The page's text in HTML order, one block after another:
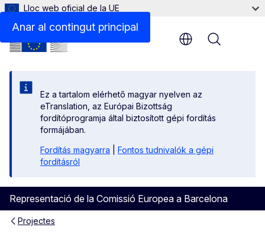
Anar al contingut principal
Lloc web oficial de la UE
Ez a tartalom elérhető magyar nyelven az
eTranslation, az Európai Bizottság
fordítóprogramja által biztosított gépi fordítás
formájában.
Fordítás magyarra
Fontos tudnivalók a gépi
fordításról
Representació de la Comissió Europea a Barcelona
Menu
Projectes